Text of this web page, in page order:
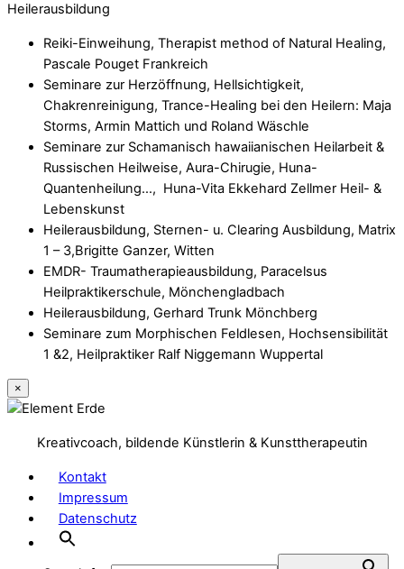
Heilerausbildung
Reiki-Einweihung, Therapist method of Natural Healing,
Pascale Pouget Frankreich
Seminare zur Herzöffnung, Hellsichtigkeit,
Chakrenreinigung, Trance-Healing bei den Heilern: Maja
Storms, Armin Mattich und Roland Wäschle
Seminare zur Schamanisch hawaiianischen Heilarbeit &
Russischen Heilweise, Aura-Chirugie, Huna-
Quantenheilung…, Huna-Vita Ekkehard Zellmer Heil- &
Lebenskunst
Heilerausbildung, Sternen- u. Clearing Ausbildung, Matrix
1 – 3,Brigitte Ganzer, Witten
EMDR- Traumatherapieausbildung, Paracelsus
Heilpraktikerschule, Mönchengladbach
Heilerausbildung, Gerhard Trunk Mönchberg
Seminare zum Morphischen Feldlesen, Hochsensibilität
1 &2, Heilpraktiker Ralf Niggemann Wuppertal
×
Kreativcoach, bildende Künstlerin & Kunsttherapeutin
Kontakt
Impressum
Datenschutz